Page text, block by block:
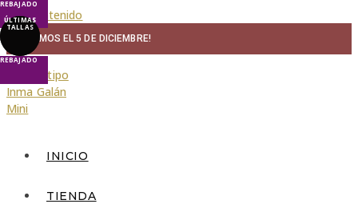
Ir al contenido
¡VOLVEMOS EL 5 DE DICIEMBRE!
INICIO
TIENDA
REBAJADO
ÚLTIMAS
TALLAS
REBAJADO
ÚLTIMAS
TALLAS
REBAJADO